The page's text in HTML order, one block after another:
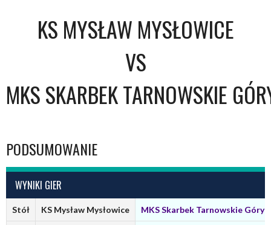
KS MYSŁAW MYSŁOWICE
VS
MKS SKARBEK TARNOWSKIE
PODSUMOWANIE
WYNIKI GIER
Stół KS Mysław Mysłowice MKS Skarbek Tarnowskie Góry